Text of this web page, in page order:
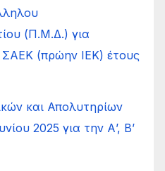
(Π.Μ.Δ.) για
ΣΑΕΚ (πρώην ΙΕΚ) έτους
και Απολυτηρίων
2025 για την Α’, Β’